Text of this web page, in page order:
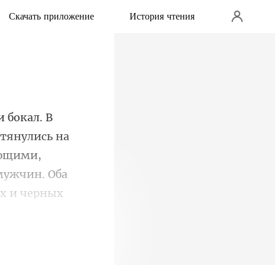
Скачать приложение История чтения
на